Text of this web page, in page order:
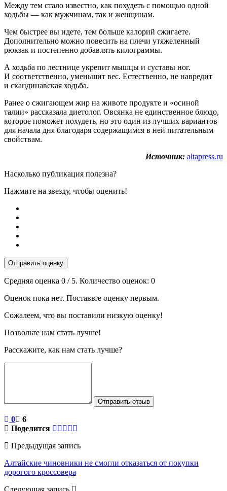
Между тем стало известно, как похудеть с помощью одной
ходьбы — как мужчинам, так и женщинам.
Чем быстрее вы идете, тем больше калорий сжигаете.
Дополнительно можно повесить на плечи утяжеленный
рюкзак и постепенно добавлять килограммы.
А ходьба по лестнице укрепит мышцы и суставы ног.
И соответственно, уменьшит вес. Естественно, не навредит
и скандинавская ходьба.
Ранее о сжигающем жир на животе продукте и «осиной
талии» рассказала диетолог. Овсянка не единственное блюдо,
которое поможет похудеть, но это один из лучших вариантов
для начала дня благодаря содержащимся в ней питательным
свойствам.
Источник: altapress.ru
Насколько публикация полезна?
Нажмите на звезду, чтобы оценить!
Отправить оценку
Средняя оценка 0 / 5. Количество оценок: 0
Оценок пока нет. Поставьте оценку первым.
Сожалеем, что вы поставили низкую оценку!
Позвольте нам стать лучше!
Расскажите, как нам стать лучше?
Отправить отзыв
0
6
Поделится
Предыдущая запись
Алтайские чиновники не смогли отказаться от покупки
дорогого кроссовера
Следующая запись